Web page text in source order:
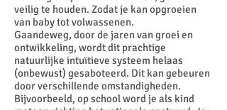
veilig te houden. Zodat je kan opgroeien
van baby tot volwassenen.
Gaandeweg, door de jaren van groei en
ontwikkeling, wordt dit prachtige
natuurlijke intuïtieve systeem helaas
(onbewust) gesaboteerd. Dit kan gebeuren
door verschillende omstandigheden.
Bijvoorbeeld, op school word je als kind